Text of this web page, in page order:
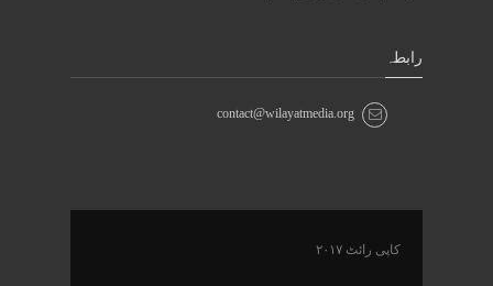
رابطہ
contact@wilayatmedia.org
کاپی رائٹ ۲۰۱۷